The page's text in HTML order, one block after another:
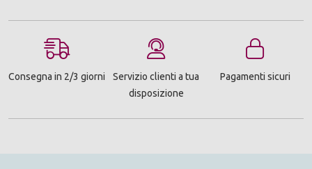
Consegna in 2/3 giorni
Servizio clienti a tua
disposizione
Pagamenti sicuri